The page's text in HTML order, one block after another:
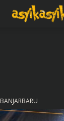
BANJARBARU